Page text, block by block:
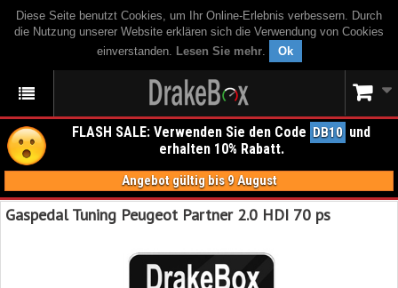
Diese Seite benutzt Cookies, um Ihr Online-Erlebnis verbessern. Durch
die Nutzung unserer Website erklären sich die Verwendung von Cookies
einverstanden. Lesen Sie mehr. Ok
FLASH SALE: Verwenden Sie den Code DB10 und
erhalten 10% Rabatt.
Angebot gültig bis 9 August
Gaspedal Tuning Peugeot Partner 2.0 HDI 70 ps